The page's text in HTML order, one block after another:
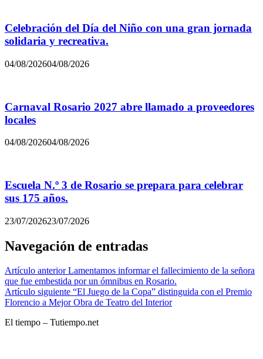
Celebración del Día del Niño con una gran jornada
solidaria y recreativa.
04/08/202604/08/2026
Carnaval Rosario 2027 abre llamado a proveedores
locales
04/08/202604/08/2026
Escuela N.º 3 de Rosario se prepara para celebrar
sus 175 años.
23/07/202623/07/2026
Navegación de entradas
Artículo anterior Lamentamos informar el fallecimiento de la señora
que fue embestida por un ómnibus en Rosario.
Artículo siguiente “El Juego de la Copa” distinguida con el Premio
Florencio a Mejor Obra de Teatro del Interior
El tiempo – Tutiempo.net